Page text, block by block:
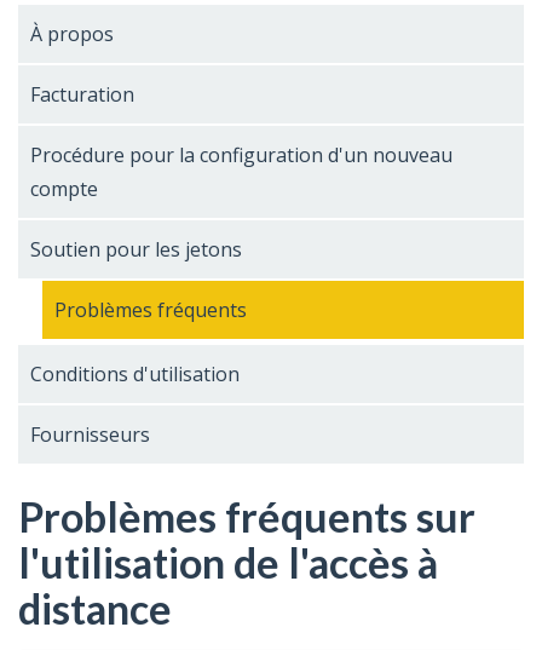
À propos
Facturation
Procédure pour la configuration d'un nouveau
compte
Soutien pour les jetons
Problèmes fréquents
Conditions d'utilisation
Fournisseurs
Problèmes fréquents sur
l'utilisation de l'accès à
distance